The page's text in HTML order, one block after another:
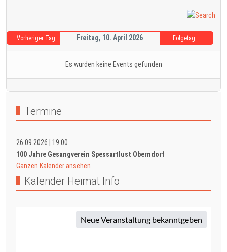
Vorheriger Tag Freitag, 10. April 2026 Folgetag
Es wurden keine Events gefunden
Termine
26.09.2026
19:00
100 Jahre Gesangverein Spessartlust Oberndorf
Ganzen Kalender ansehen
Kalender Heimat Info